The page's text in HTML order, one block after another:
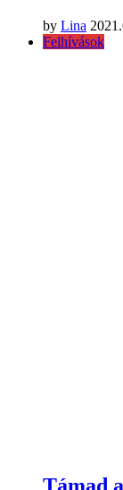
by Lina
Felhívások